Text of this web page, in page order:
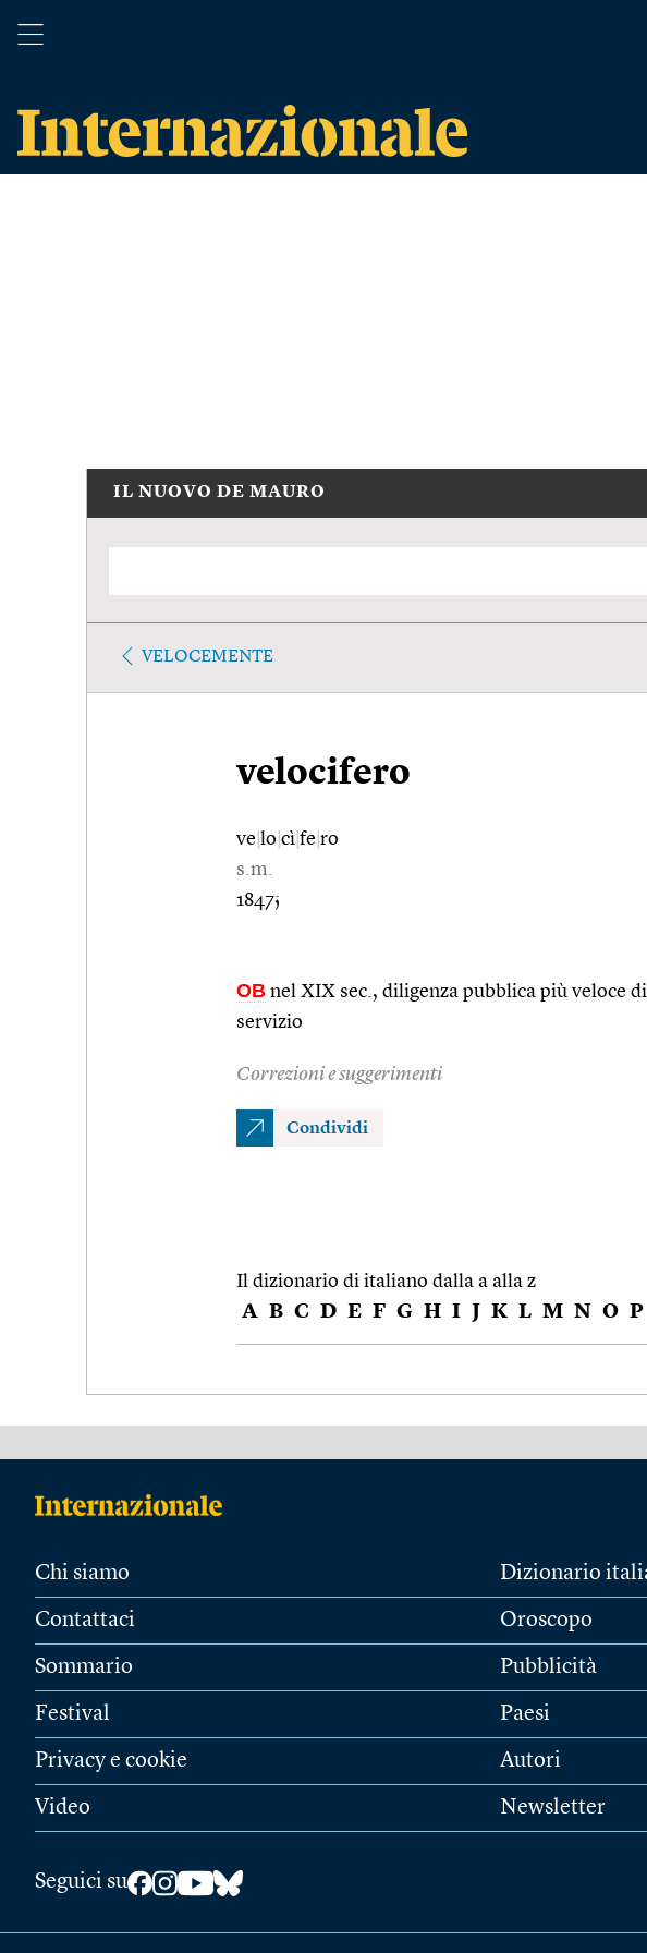
IL NUOVO DE MAURO
VELOCEMENTE
velocifero
ve lo cì fe ro
s.m.
1847;
OB nel XIX sec., diligenza pubblica più veloce
servizio
Correzioni e suggerimenti
Condividi
Il dizionario di italiano dalla a alla z
A B C D E F G H I J K L M N O P
Chi siamo
Contattaci
Sommario
Festival
Privacy e cookie
Video
Dizionario
Oroscopo
Pubblicità
Paesi
Autori
Newsletter
Seguici su